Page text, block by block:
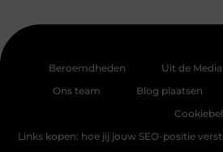
Beroemdheden Uit de Media
Ons team
Blog plaatsen
Links kopen: hoe jij jouw SEO-positie